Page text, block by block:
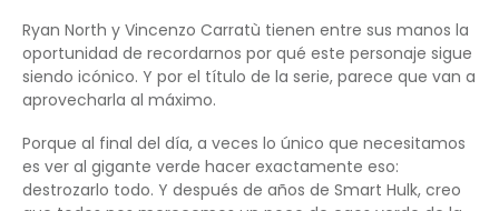
Ryan North y Vincenzo Carratù tienen entre sus manos la
oportunidad de recordarnos por qué este personaje sigue
siendo icónico. Y por el título de la serie, parece que van a
aprovecharla al máximo.
Porque al final del día, a veces lo único que necesitamos
es ver al gigante verde hacer exactamente eso:
destrozarlo todo. Y después de años de Smart Hulk, creo